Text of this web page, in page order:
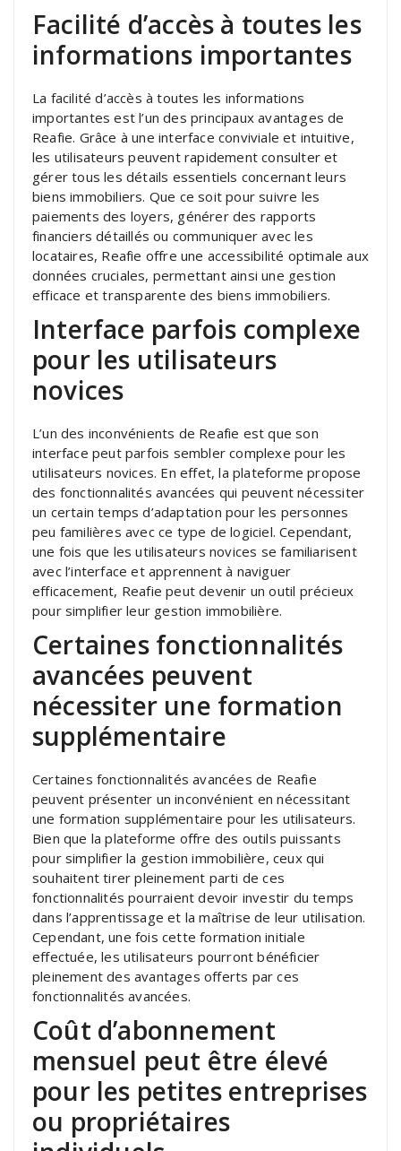
Facilité d’accès à toutes les
informations importantes
La facilité d’accès à toutes les informations
importantes est l’un des principaux avantages de
Reafie. Grâce à une interface conviviale et intuitive,
les utilisateurs peuvent rapidement consulter et
gérer tous les détails essentiels concernant leurs
biens immobiliers. Que ce soit pour suivre les
paiements des loyers, générer des rapports
financiers détaillés ou communiquer avec les
locataires, Reafie offre une accessibilité optimale aux
données cruciales, permettant ainsi une gestion
efficace et transparente des biens immobiliers.
Interface parfois complexe
pour les utilisateurs
novices
L’un des inconvénients de Reafie est que son
interface peut parfois sembler complexe pour les
utilisateurs novices. En effet, la plateforme propose
des fonctionnalités avancées qui peuvent nécessiter
un certain temps d’adaptation pour les personnes
peu familières avec ce type de logiciel. Cependant,
une fois que les utilisateurs novices se familiarisent
avec l’interface et apprennent à naviguer
efficacement, Reafie peut devenir un outil précieux
pour simplifier leur gestion immobilière.
Certaines fonctionnalités
avancées peuvent
nécessiter une formation
supplémentaire
Certaines fonctionnalités avancées de Reafie
peuvent présenter un inconvénient en nécessitant
une formation supplémentaire pour les utilisateurs.
Bien que la plateforme offre des outils puissants
pour simplifier la gestion immobilière, ceux qui
souhaitent tirer pleinement parti de ces
fonctionnalités pourraient devoir investir du temps
dans l’apprentissage et la maîtrise de leur utilisation.
Cependant, une fois cette formation initiale
effectuée, les utilisateurs pourront bénéficier
pleinement des avantages offerts par ces
fonctionnalités avancées.
Coût d’abonnement
mensuel peut être élevé
pour les petites entreprises
ou propriétaires